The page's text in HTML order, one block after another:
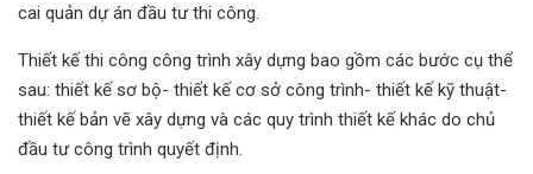
cai quản dự án đầu tư thi công.
Thiết kế thi công công trình xây dựng bao gồm các bước cụ thể
sau: thiết kế sơ bộ- thiết kế cơ sở công trình- thiết kế kỹ thuật-
thiết kế bản vẽ xây dựng và các quy trình thiết kế khác do chủ
đầu tư công trình quyết định.